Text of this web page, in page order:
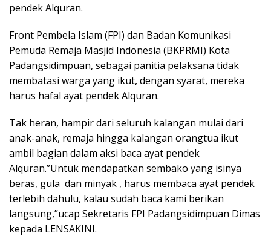
pendek Alquran.
Front Pembela Islam (FPI) dan Badan Komunikasi
Pemuda Remaja Masjid Indonesia (BKPRMI) Kota
Padangsidimpuan, sebagai panitia pelaksana tidak
membatasi warga yang ikut, dengan syarat, mereka
harus hafal ayat pendek Alquran.
Tak heran, hampir dari seluruh kalangan mulai dari
anak-anak, remaja hingga kalangan orangtua ikut
ambil bagian dalam aksi baca ayat pendek
Alquran.”Untuk mendapatkan sembako yang isinya
beras, gula dan minyak , harus membaca ayat pendek
terlebih dahulu, kalau sudah baca kami berikan
langsung,”ucap Sekretaris FPI Padangsidimpuan Dimas
kepada LENSAKINI.